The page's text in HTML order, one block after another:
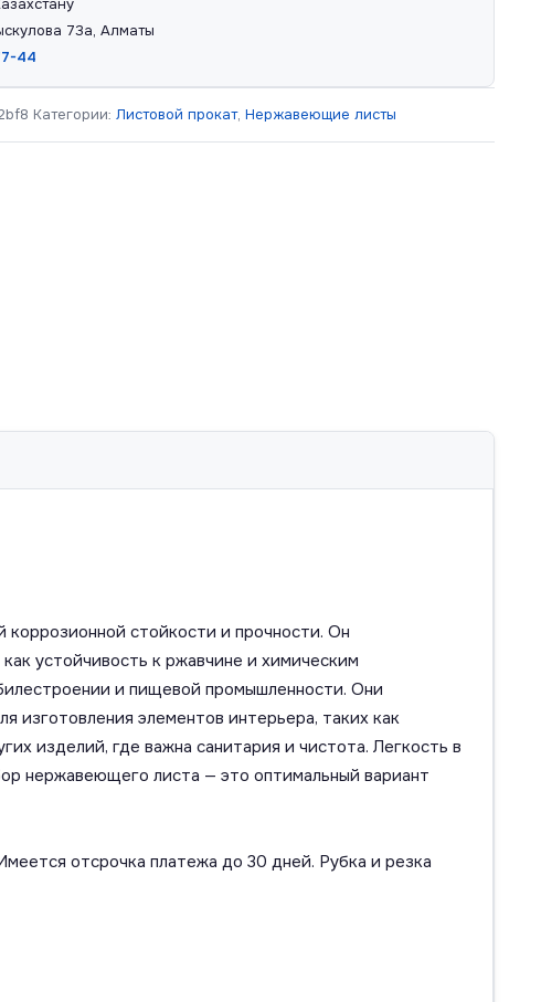
73а, Алматы
44
Категории:Листовой прокат,Нержавеющие листы
стойкости и прочности. Он
устойчивость к ржавчине и химическим
и пищевой промышленности. Они
изготовления элементов интерьера, таких как
изделий, где важна санитария и чистота. Легкость в
нержавеющего листа — это оптимальный вариант
отсрочка платежа до 30 дней. Рубка и резка